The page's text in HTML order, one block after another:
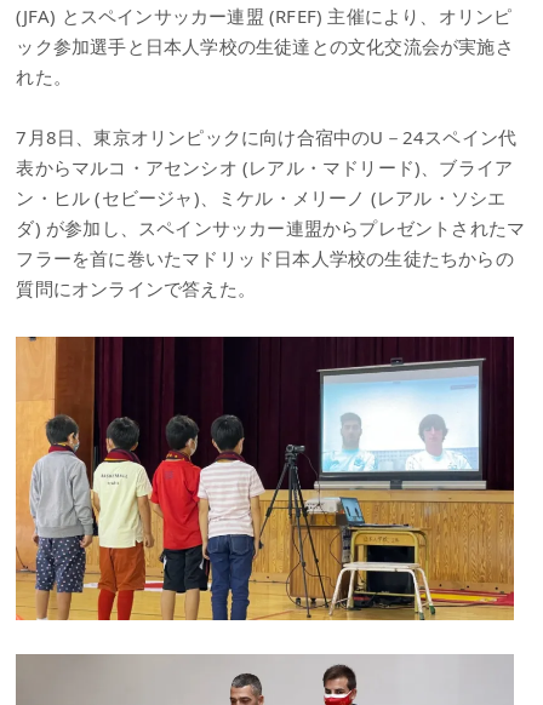
(JFA) とスペインサッカー連盟 (RFEF) 主催により、オリンピ
ック参加選手と日本人学校の生徒達との文化交流会が実施さ
れた。
7月8日、東京オリンピックに向け合宿中のU－24スペイン代
表からマルコ・アセンシオ (レアル・マドリード)、ブライア
ン・ヒル (セビージャ)、ミケル・メリーノ (レアル・ソシエ
ダ) が参加し、スペインサッカー連盟からプレゼントされたマ
フラーを首に巻いたマドリッド日本人学校の生徒たちからの
質問にオンラインで答えた。